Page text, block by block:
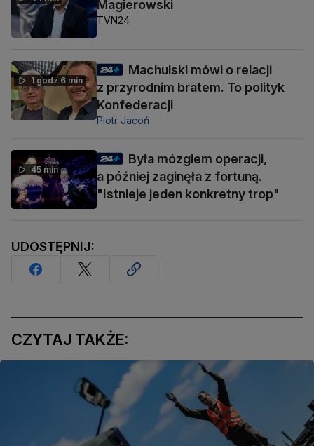
Magierowski
TVN24
1 godz 6 min
Machulski mówi o relacji
z przyrodnim bratem. To polityk
Konfederacji
Piotr Jacoń
45 min
Była mózgiem operacji,
a później zaginęła z fortuną.
"Istnieje jeden konkretny trop"
UDOSTĘPNIJ:
CZYTAJ TAKŻE: